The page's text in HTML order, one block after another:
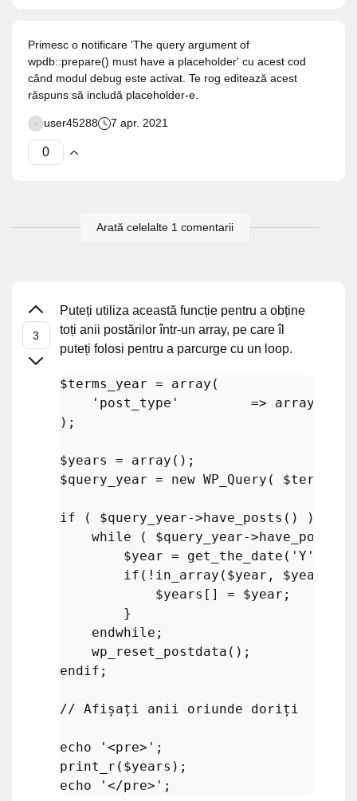
Primesc o notificare 'The query argument of
wpdb::prepare() must have a placeholder' cu acest cod
când modul debug este activat. Te rog editează acest
răspuns să includă placeholder-e.
user45288 7 apr. 2021
Arată celelalte 1 comentarii
Puteți utiliza această funcție pentru a obține
toți anii postărilor într-un array, pe care îl
puteți folosi pentru a parcurge cu un loop.
$terms_year = array (
'post_type'
         =>
array
);
$years = array
$query_year = new WP_Query (
if ( $query_year->have_posts () ) :
while ( $query_year->have_posts
$year = get_the_date ( 'Y'
if (! in_array ( $year , $years
$years [] = $year ;
        }
endwhile ;
wp_reset_postdata
endif ;
// Afișați anii oriunde doriți
echo '<pre>'
print_r ( $years
echo
'</pre>'